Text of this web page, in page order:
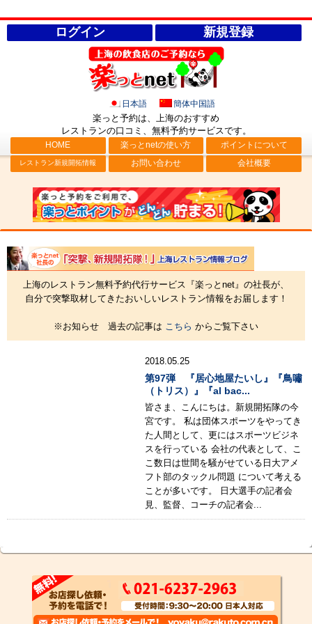
ログイン 新規登録
日本語 簡体中国語
楽っと予約は、上海のおすすめ
レストランの口コミ、無料予約サービスです。
HOME 楽っとnetの使い方 ポイントについて
レストラン新規開拓情報 お問い合わせ 会社概要
上海のレストラン無料予約代行サービス『楽っとnet』の社長が、
自分で突撃取材してきたおいしいレストラン情報をお届します！
※お知らせ 過去の記事は こちら からご覧下さい
2018.05.25
第97弾 『居心地屋たいし』『鳥嘯
（トリス）』『al bac...
皆さま、こんにちは。新規開拓隊の今
宮です。 私は団体スポーツをやってき
た人間として、更にはスポーツビジネ
スを行っている 会社の代表として、こ
こ数日は世間を騒がせている日大アメ
フト部のタックル問題 について考える
ことが多いです。 日大選手の記者会
見、監督、コーチの記者会...